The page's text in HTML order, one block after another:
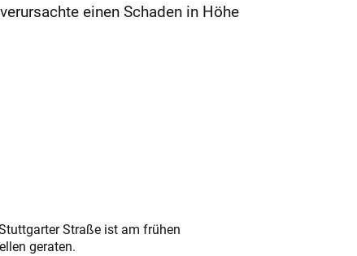
­einen Schaden in Höhe
Straße ist am frühen
geraten.